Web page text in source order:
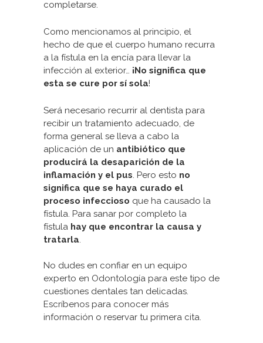
completarse.
Como mencionamos al principio, el
hecho de que el cuerpo humano recurra
a la fístula en la encía para llevar la
infección al exterior… ¡No significa que
esta se cure por sí sola!
Será necesario recurrir al dentista para
recibir un tratamiento adecuado, de
forma general se lleva a cabo la
aplicación de un antibiótico que
producirá la desaparición de la
inflamación y el pus. Pero esto no
significa que se haya curado el
proceso infeccioso que ha causado la
fístula. Para sanar por completo la
fístula hay que encontrar la causa y
tratarla.
No dudes en confiar en un equipo
experto en Odontología para este tipo de
cuestiones dentales tan delicadas.
Escríbenos para conocer más
información o reservar tu primera cita.